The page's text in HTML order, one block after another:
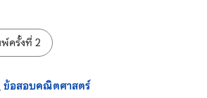
ครั้งที่ 2
ข้อสอบคณิตศาสตร์